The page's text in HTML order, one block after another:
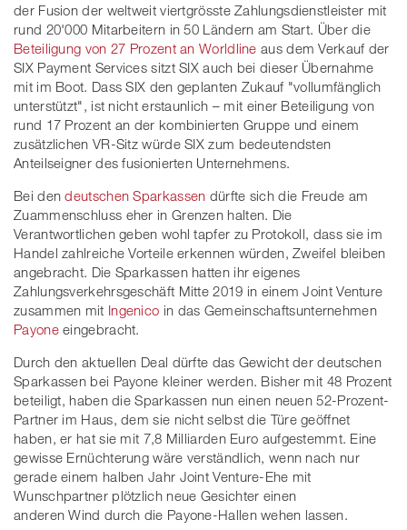
der Fusion der weltweit viertgrösste Zahlungsdienstleister mit
rund 20'000 Mitarbeitern in 50 Ländern am Start. Über die
Beteiligung von 27 Prozent an Worldline aus dem Verkauf der
SIX Payment Services sitzt SIX auch bei dieser Übernahme
mit im Boot. Dass SIX den geplanten Zukauf "vollumfänglich
unterstützt", ist nicht erstaunlich – mit einer Beteiligung von
rund 17 Prozent an der kombinierten Gruppe und einem
zusätzlichen VR-Sitz würde SIX zum bedeutendsten
Anteilseigner des fusionierten Unternehmens.
Bei dendeutschen Sparkassen dürfte sich die Freude am
Zuammenschluss eher in Grenzen halten. Die
Verantwortlichen geben wohl tapfer zu Protokoll, dass sie im
Handel zahlreiche Vorteile erkennen würden, Zweifel bleiben
angebracht. Die Sparkassen hatten ihr eigenes
Zahlungsverkehrsgeschäft Mitte 2019 in einem Joint Venture
zusammen mit Ingenico in das Gemeinschaftsunternehmen
Payoneeingebracht.
Durch den aktuellen Deal dürfte das Gewicht der deutschen
Sparkassen bei Payone kleiner werden. Bisher mit 48 Prozent
beteiligt, haben die Sparkassen nun einen neuen 52-Prozent-
Partner im Haus, dem sie nicht selbst die Türe geöffnet
haben, er hat sie mit 7,8 Milliarden Euro aufgestemmt. Eine
gewisse Ernüchterung wäre verständlich, wenn nach nur
gerade einem halben Jahr Joint Venture-Ehe mit
Wunschpartner plötzlich neue Gesichter einen
anderen Wind durch die Payone-Hallen wehen lassen.